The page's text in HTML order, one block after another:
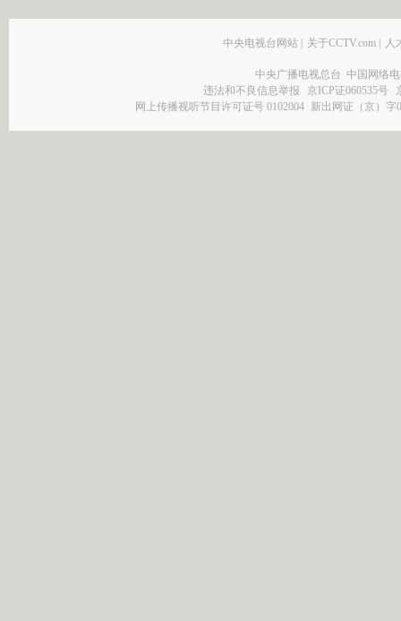
中央电视台网站 | 关于CCTV.com | 人
中央广播电视总台 中国网络
违法和不良信息举报
京ICP证060535号
网上传播视听节目许可证号 0102004 新出网证（京）